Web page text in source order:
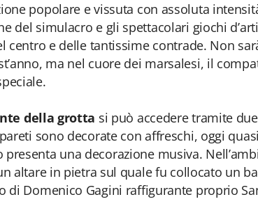
popolare e vissuta con assoluta
del simulacro e gli spettacolari giochi
centro e delle tantissime contrade. Non
ma nel cuore dei marsalesi, il
della grotta si può accedere tramite
sono decorate con affreschi, oggi
presenta una decorazione musiva.
altare in pietra sul quale fu collocato un
di Domenico Gagini raffigurante proprio